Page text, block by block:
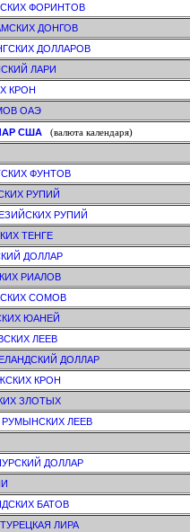
ФОРИНТОВ
ДОНГОВ
ДОЛЛАРОВ
ЛАРИ
КРОН
ОАЭ
США(валюта календаря)
ФУНТОВ
РУПИЙ
РУПИЙ
ТЕНГЕ
ДОЛЛАР
РИАЛОВ
СОМОВ
ЮАНЕЙ
ЛЕЕВ
ДОЛЛАР
КРОН
ЗЛОТЫХ
ЛЕЕВ
ДОЛЛАР
БАТОВ
ЛИРА